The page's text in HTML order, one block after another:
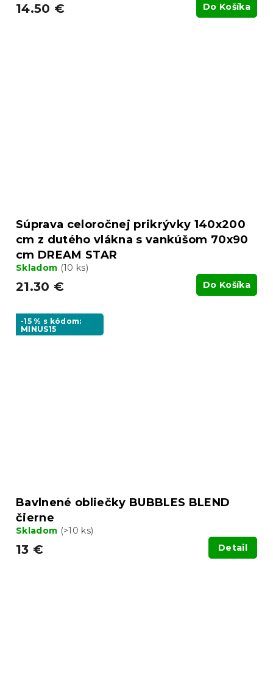
14.50 € Do Košíka
Súprava celoročnej prikrývky 140x200
cm z dutého vlákna s vankúšom 70x90
cm DREAM STAR
Skladom (10 ks)
21.30 € Do Košíka
-15 % s kódom:
MINUS15
Bavlnené obliečky BUBBLES BLEND
čierne
Skladom (>10 ks)
13 € Detail